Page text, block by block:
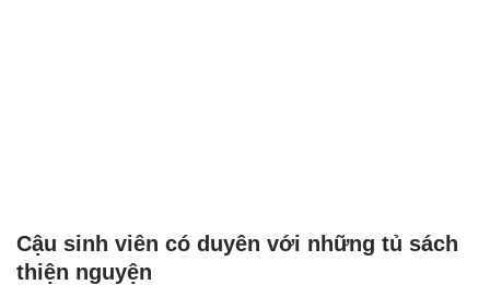
Cậu sinh viên có duyên với những tủ sách
thiện nguyện